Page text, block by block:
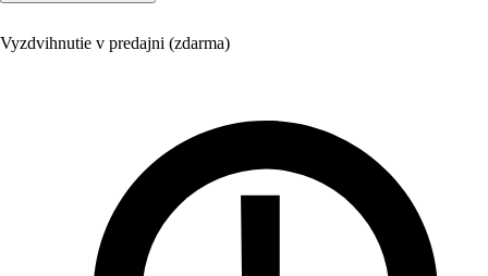
Vyzdvihnutie v predajni (zdarma)